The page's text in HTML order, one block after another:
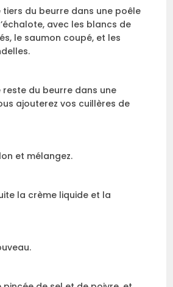
tiers du beurre dans une poêle
avec les blancs de
le saumon coupé, et les
reste du beurre dans une
ajouterez vos cuillères de
et mélangez.
la crème liquide et la